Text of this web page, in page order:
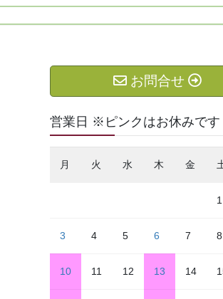
お問合せ
営業日 ※ピンクはお休みです
月 火 水 木 金
1
3 4 5 6 7 8
10 11 12 13 14